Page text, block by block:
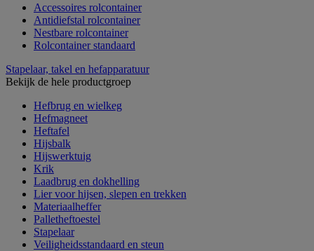
Accessoires rolcontainer
Antidiefstal rolcontainer
Nestbare rolcontainer
Rolcontainer standaard
Stapelaar, takel en hefapparatuur
Bekijk de hele productgroep
Hefbrug en wielkeg
Hefmagneet
Heftafel
Hijsbalk
Hijswerktuig
Krik
Laadbrug en dokhelling
Lier voor hijsen, slepen en trekken
Materiaalheffer
Palletheftoestel
Stapelaar
Veiligheidsstandaard en steun